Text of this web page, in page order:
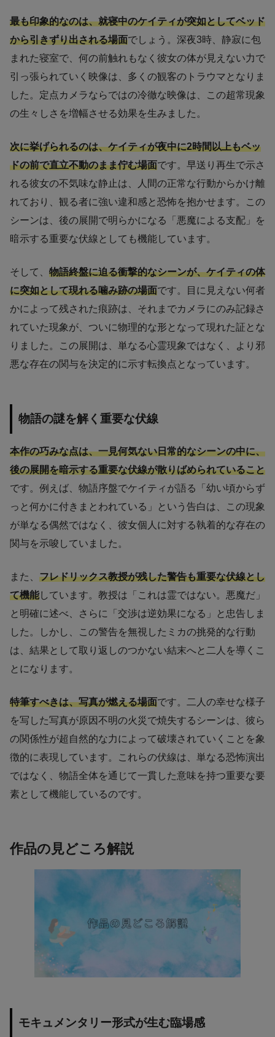
最も印象的なのは、就寝中のケイティが突如としてベッド
から引きずり出される場面でしょう。深夜3時、静寂に包
まれた寝室で、何の前触れもなく彼女の体が見えない力で
引っ張られていく映像は、多くの観客のトラウマとなりま
した。定点カメラならではの冷徹な映像は、この超常現象
の生々しさを増幅させる効果を生みました。
次に挙げられるのは、ケイティが夜中に2時間以上もベッ
ドの前で直立不動のまま佇む場面です。早送り再生で示さ
れる彼女の不気味な静止は、人間の正常な行動からかけ離
れており、観る者に強い違和感と恐怖を抱かせます。この
シーンは、後の展開で明らかになる「悪魔による支配」を
暗示する重要な伏線としても機能しています。
そして、 物語終盤に迫る衝撃的なシーンが、ケイティの体
に突如として現れる噛み跡の場面です。目に見えない何者
かによって残された痕跡は、それまでカメラにのみ記録さ
れていた現象が、ついに物理的な形となって現れた証とな
りました。この展開は、単なる心霊現象ではなく、より邪
悪な存在の関与を決定的に示す転換点となっています。
物語の謎を解く重要な伏線
本作の巧みな点は、一見何気ない日常的なシーンの中に、
後の展開を暗示する重要な伏線が散りばめられていること
です。例えば、物語序盤でケイティが語る「幼い頃からず
っと何かに付きまとわれている」という告白は、この現象
が単なる偶然ではなく、彼女個人に対する執着的な存在の
関与を示唆していました。
また、 フレドリックス教授が残した警告も重要な伏線とし
て機能しています。教授は「これは霊ではない。悪魔だ」
と明確に述べ、さらに「交渉は逆効果になる」と忠告しま
した。しかし、この警告を無視したミカの挑発的な行動
は、結果として取り返しのつかない結末へと二人を導くこ
とになります。
特筆すべきは、写真が燃える場面です。二人の幸せな様子
を写した写真が原因不明の火災で焼失するシーンは、彼ら
の関係性が超自然的な力によって破壊されていくことを象
徴的に表現しています。これらの伏線は、単なる恐怖演出
ではなく、物語全体を通じて一貫した意味を持つ重要な要
素として機能しているのです。
作品の見どころ解説
モキュメンタリー形式が生む臨場感